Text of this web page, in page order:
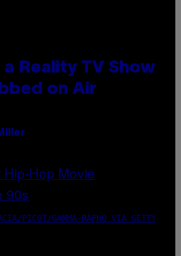
Reality TV Show
on Air
PICOT/GAMMA-RAPHO VIA GETTY